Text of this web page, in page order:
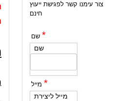
צור עימנו קשר לפגישת ייעוץ
חינם
*
שם
*
מייל ליצירת